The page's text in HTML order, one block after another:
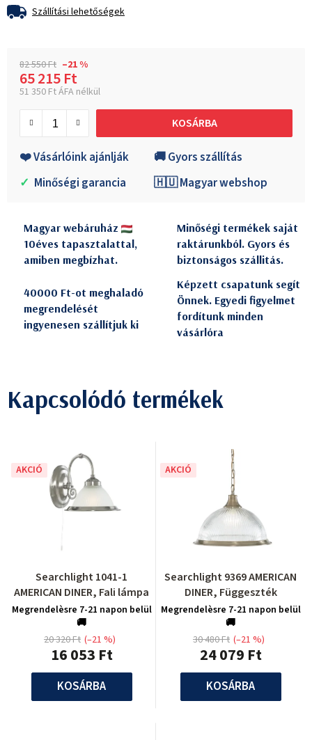
Szállítási lehetőségek
82 550 Ft –21 %
65 215 Ft
51 350 Ft ÁFA nélkül
KOSÁRBA
❤️ Vásárlóink ajánlják
🚚 Gyors szállítás
✓ Minőségi garancia 🇭🇺 Magyar webshop
Magyar webáruház
10éves tapasztalattal,
amiben megbízhat.
Minőségi termékek saját
raktárunkból. Gyors és
biztonságos szállitás.
40000 Ft-ot meghaladó
megrendelését
ingyenesen szállítjuk ki
Képzett csapatunk segít
Önnek. Egyedi figyelmet
fordítunk minden
vásárlóra
Kapcsolódó termékek
AKCIÓ
Searchlight 1041-1
AMERICAN DINER, Fali lámpa
Megrendelèsre 7-21 napon belül
🚚
16 053 Ft
20 320 Ft (–21 %)
KOSÁRBA
AKCIÓ
Searchlight 9369 AMERICAN
DINER, Függeszték
Megrendelèsre 7-21 napon belül
🚚
24 079 Ft
30 480 Ft (–21 %)
KOSÁRBA